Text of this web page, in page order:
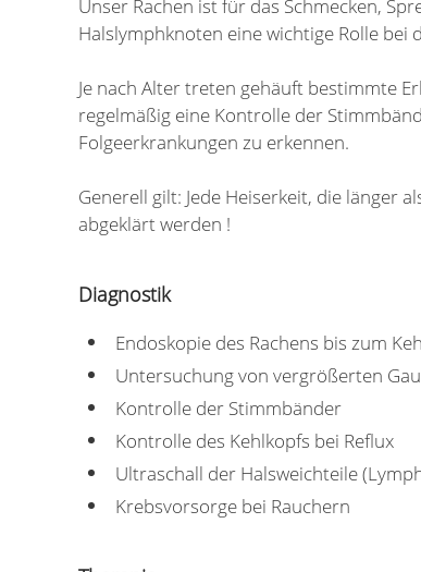
Unser Rachen ist für das Schmecken,
Halslymphknoten eine wichtige Rolle
Je nach Alter treten gehäuft bestimmte
regelmäßig eine Kontrolle der
Folgeerkrankungen zu erkennen.
Generell gilt: Jede Heiserkeit, die länger
abgeklärt werden !
Diagnostik
Endoskopie des Rachens bis zum
Untersuchung von vergrößerten
Kontrolle der Stimmbänder
Kontrolle des Kehlkopfs bei Reflux
Ultraschall der Halsweichteile
Krebsvorsorge bei Rauchern